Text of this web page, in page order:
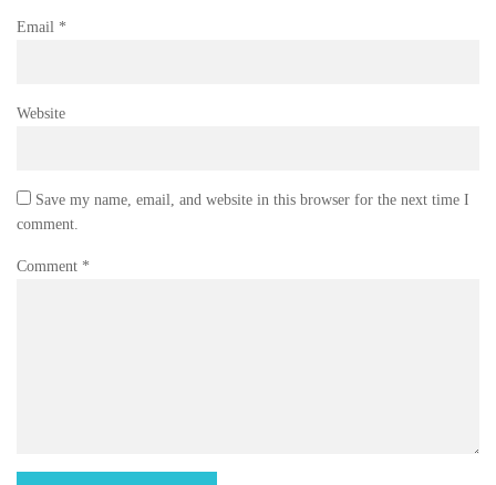
Email *
Website
Save my name, email, and website in this browser for the next time I
comment.
Comment *